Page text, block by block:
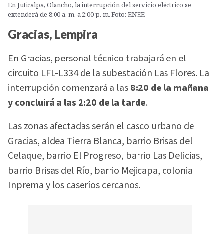
En Juticalpa, Olancho, la interrupción del servicio eléctrico se
extenderá de 8:00 a. m. a 2:00 p. m. Foto: ENEE
Gracias, Lempira
En Gracias, personal técnico trabajará en el
circuito LFL-L334 de la subestación Las Flores. La
interrupción comenzará a las8:20 de la mañana
y concluirá a las 2:20 de la tarde.
Las zonas afectadas serán el casco urbano de
Gracias, aldea Tierra Blanca, barrio Brisas del
Celaque, barrio El Progreso, barrio Las Delicias,
barrio Brisas del Río, barrio Mejicapa, colonia
Inprema y los caseríos cercanos.